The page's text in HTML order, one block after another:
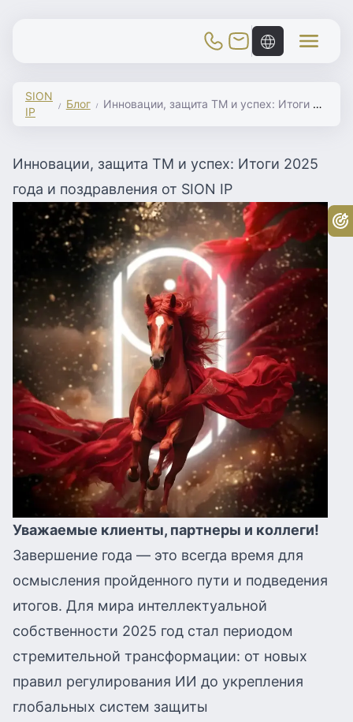
Toggle Mobile Menu
SION
IP
Блог Инновации, защита ТМ и успех: Итоги 2025 года и поздравления от SION IP
Инновации, защита ТМ и успех: Итоги 2025
года и поздравления от SION IP
Уважаемые клиенты, партнеры и коллеги!
Завершение года — это всегда время для
осмысления пройденного пути и подведения
итогов. Для мира интеллектуальной
собственности 2025 год стал периодом
стремительной трансформации: от новых
правил регулирования ИИ до укрепления
глобальных систем защиты